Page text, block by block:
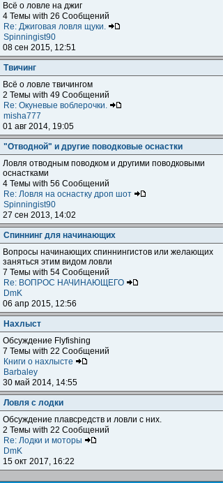
Всё о ловле на джиг
4 Темы with 26 Сообщений
Re: Джиговая ловля щуки.
Spinningist90
08 сен 2015, 12:51
Твичинг
Всё о ловле твичингом
2 Темы with 49 Сообщений
Re: Окуневые воблерочки.
misha777
01 авг 2014, 19:05
"Отводной" и другие поводковые оснастки
Ловля отводным поводком и другими поводковыми
оснастками
4 Темы with 56 Сообщений
Re: Ловля на оснастку дроп шот
Spinningist90
27 сен 2013, 14:02
Спиннинг для начинающих
Вопросы начинающих спиннингистов или желающих
заняться этим видом ловли
7 Темы with 54 Сообщений
Re: ВОПРОС НАЧИНАЮЩЕГО
DmK
06 апр 2015, 12:56
Нахлыст
Обсуждение Flyfishing
7 Темы with 22 Сообщений
Книги о нахлысте
Barbaley
30 май 2014, 14:55
Ловля с лодки
Обсуждение плавсредств и ловли с них.
2 Темы with 22 Сообщений
Re: Лодки и моторы
DmK
15 окт 2017, 16:22